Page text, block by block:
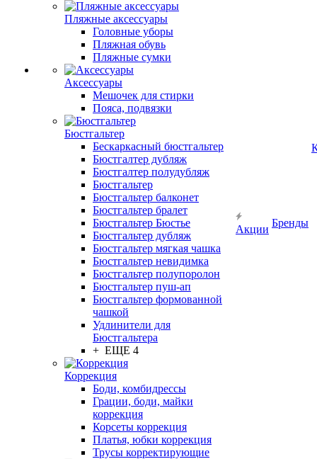
Пляжные аксессуары
Головные уборы
Пляжная обувь
Пляжные сумки
Аксессуары
Мешочек для стирки
Пояса, подвязки
Бюстгальтер
Бескаркасный бюстгальтер
Бюстгалтер дубляж
Бюстгалтер полудубляж
Бюстгальтер
Бюстгальтер балконет
Бюстгальтер бралет
Бюстгальтер Бюстье
Бюстгальтер дубляж
Бюстгальтер мягкая чашка
Бюстгальтер невидимка
Бюстгальтер полупоролон
Бюстгальтер пуш-ап
Бюстгальтер формованной
чашкой
Удлинители для
Бюстгальтера
+ ЕЩЕ 4
Коррекция
Боди, комбидрессы
Грации, боди, майки
коррекция
Корсеты коррекция
Платья, юбки коррекция
Трусы корректирующие
Акции
Бренды